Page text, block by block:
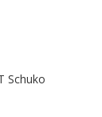
Schuko